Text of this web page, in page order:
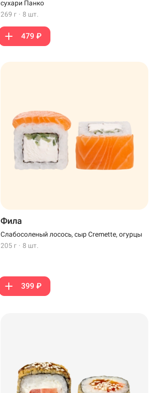
сухари Панко
269 г · 8 шт.
479 ₽
Фила
Слабосоленый лосось, сыр Cremette, огурцы
205 г · 8 шт.
399 ₽